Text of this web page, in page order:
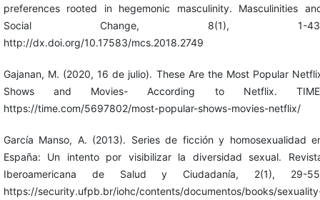
preferences rooted in hegemonic masculinity. Masculinities
Social Change, 8(1), 1-
http://dx.doi.org/10.17583/mcs.2018.2749
Gajanan, M. (2020, 16 de julio). These Are the Most Popular
Shows and Movies- According to Netflix.
https://time.com/5697802/most-popular-shows-movies-netflix/
García Manso, A. (2013). Series de ficción y homosexualidad
España: Un intento por visibilizar la diversidad sexual.
Iberoamericana de Salud y Ciudadanía, 2(1), 29-
https://security.ufpb.br/iohc/contents/documentos/books/